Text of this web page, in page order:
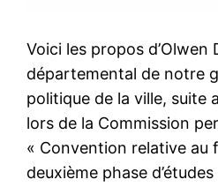
Voici les propos d’Olwen
départemental de notre
politique de la ville, suite
lors de la Commission
« Convention relative au
deuxième phase